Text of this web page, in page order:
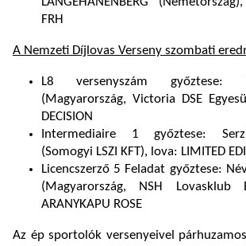
FRH
A Nemzeti Díjlovas Verseny szombati
L8 versenyszám győztese:
(Magyarország, Victoria DSE
DECISION
Intermediaire 1 győztese:
(Somogyi LSZI KFT), lova: LIMITED
Licencszerző 5 Feladat győztese:
(Magyarország, NSH Lovasklub
ARANYKAPU ROSE
Az ép sportolók versenyeivel